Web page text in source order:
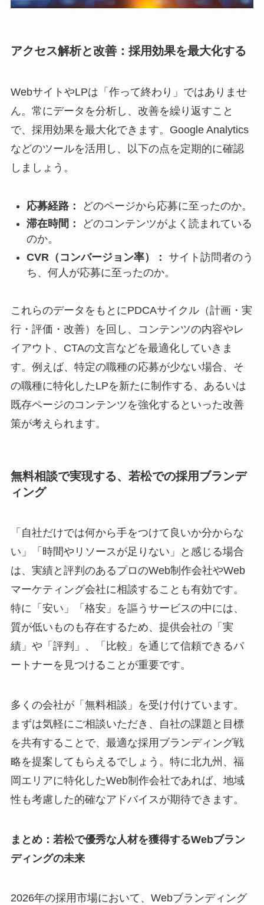
アクセス解析と改善：採用効果を最大化する
WebサイトやLPは「作って終わり」ではありませ
ん。常にデータを分析し、改善を繰り返すこと
で、採用効果を最大化できます。Google Analytics
などのツールを活用し、以下の点を定期的に確認
しましょう。
応募経路：
どのページから応募に至ったのか。
滞在時間：
どのコンテンツがよく読まれている
のか。
CVR（コンバージョン率）： サイト訪問者のう
ち、何人が応募に至ったのか。
これらのデータをもとにPDCAサイクル（計画・実
行・評価・改善）を回し、コンテンツの内容やレ
イアウト、CTAの文言などを最適化していきま
す。例えば、特定の職種の応募が少ない場合、そ
の職種に特化したLPを新たに制作する、あるいは
既存ページのコンテンツを強化するといった改善
策が考えられます。
無料相談で実現する、若松での採用ブランデ
ィング
「自社だけでは何から手をつけて良いか分からな
い」「時間やリソースが足りない」と感じる場合
は、実績と評判のあるプロのWeb制作会社やWeb
マーケティング会社に相談することも有効です。
特に「安い」「格安」を謳うサービスの中には、
質が低いものも存在するため、提供会社の「実
績」や「評判」、「比較」を通じて信頼できるパ
ートナーを見つけることが重要です。
多くの会社が「無料相談」を受け付けています。
まずは気軽にご相談いただき、自社の課題と目標
を共有することで、最適な採用ブランディング戦
略を提案してもらえるでしょう。特に北九州、福
岡エリアに特化したWeb制作会社であれば、地域
性も考慮した的確なアドバイスが期待できます。
まとめ：若松で優秀な人材を獲得するWebブラン
ディングの未来
2026年の採用市場において、Webブランディング